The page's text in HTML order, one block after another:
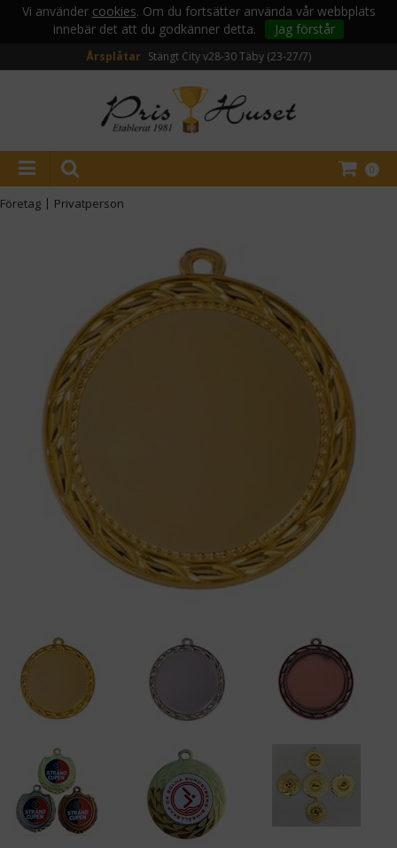
Vi använder cookies. Om du fortsätter använda vår webbplats
innebär det att du godkänner detta.
Jag förstår
Årsplåtar Stängt City v28-30Täby (23-27/7)
0
Företag | Privatperson